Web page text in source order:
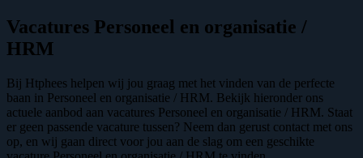
Vacatures Personeel en organisatie /
HRM
Bij Htphees helpen wij jou graag met het vinden van de perfecte
baan in Personeel en organisatie / HRM. Bekijk hieronder ons
actuele aanbod aan vacatures Personeel en organisatie / HRM. Staat
er geen passende vacature tussen? Neem dan gerust contact met ons
op, en wij gaan direct voor jou aan de slag om een geschikte